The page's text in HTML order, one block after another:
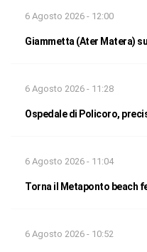
6 Agosto 2026 - 12:00
Giammetta (Ater Matera)
6 Agosto 2026 - 11:28
Ospedale di Policoro,
6 Agosto 2026 - 11:04
Torna il Metaponto beach
6 Agosto 2026 - 10:52